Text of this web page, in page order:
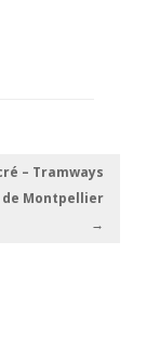
– Tramways
de Montpellier
→